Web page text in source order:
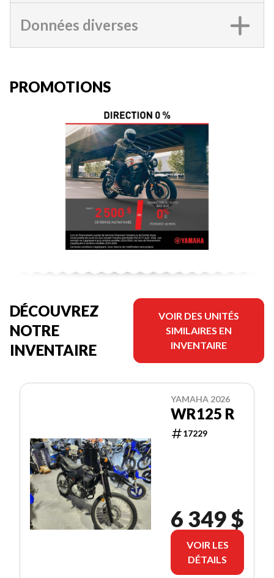
Données diverses
PROMOTIONS
DÉCOUVREZ
NOTRE
INVENTAIRE
VOIR DES UNITÉS
SIMILAIRES EN
INVENTAIRE
YAMAHA 2026
WR125 R
17229
6 349 $
VOIR LES
DÉTAILS